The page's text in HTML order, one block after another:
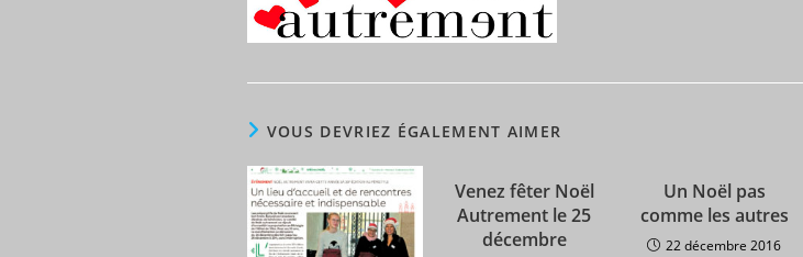
VOUS DEVRIEZ ÉGALEMENT AIMER
Venez fêter Noël
Autrement le 25
décembre
Un Noël pas
comme les autres
22 décembre 2016